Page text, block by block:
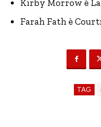
Kirby Morrow è
Farah Fath è
TAG